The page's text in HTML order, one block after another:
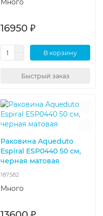
Много
16950 ₽
В корзину
Быстрый заказ
Раковина Aqueduto
Espiral ESP0440 50 см,
черная матовая
187582
Много